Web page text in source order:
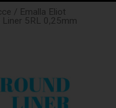
/ Emalla Eliot
Liner 5RL 0,25mm